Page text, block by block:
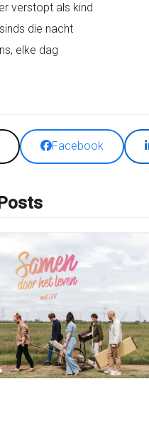
verstopt als kind
die nacht
elke dag
Facebook